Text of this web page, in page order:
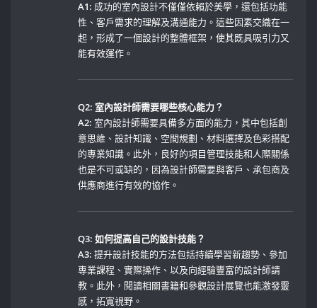
A1: 成功的室內設計不僅僅依賴於美學，還包括功能
性、客戶需求的理解及溝通能力。這些因素交織在一
起，形成了一個設計的整體框架，使其既具吸引力又
能有效運作。
Q2: 室內設計師需要哪些核心能力？
A2: 室內設計師需要具備多方面的能力，其中包括創
意思維、設計知識、空間規劃、材料選擇及色彩搭配
的專業知識。此外，良好的項目管理技能和人際關係
也是不可或缺的，因為設計師需要與客戶、承包商及
供應商進行有效的協作。
Q3: ‍如何提高自己的設計技能？
A3: 提升設計技能的方法包括持續學習新趨勢、參加
專業課程、實際操作、以及向經驗豐富的設計師請
教。此外，閱讀相關書籍和參觀設計展覽也能激發靈
感，拓寬視野。